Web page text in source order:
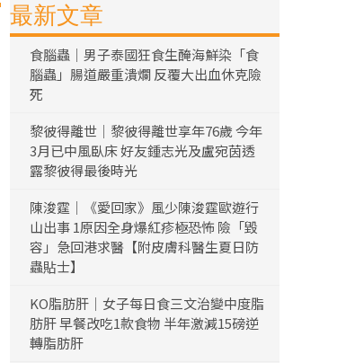
最新文章
食腦蟲｜男子泰國狂食生醃海鮮染「食
腦蟲」腸道嚴重潰爛 反覆大出血休克險
死
黎彼得離世｜黎彼得離世享年76歲 今年
3月已中風臥床 好友鍾志光及盧宛茵透
露黎彼得最後時光
陳浚霆｜《愛回家》風少陳浚霆歐遊行
山出事 1原因全身爆紅疹極恐怖 險「毀
容」急回港求醫【附皮膚科醫生夏日防
蟲貼士】
KO脂肪肝｜女子每日食三文治變中度脂
肪肝 早餐改吃1款食物 半年激減15磅逆
轉脂肪肝